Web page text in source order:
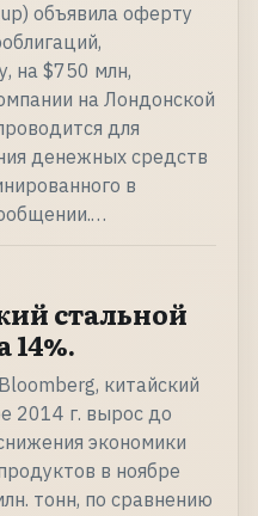
объявила оферту
на $750 млн,
на Лондонской
для
денежных средств
в
стальной
14%.
китайский
2014 г. вырос до
экономики
в ноябре
тонн, по сравнению